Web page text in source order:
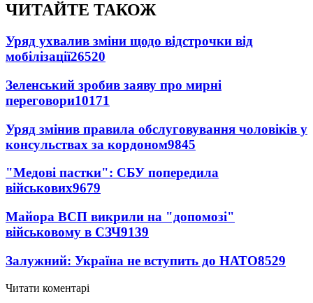
ЧИТАЙТЕ ТАКОЖ
Уряд ухвалив зміни щодо відстрочки від
мобілізації26520
Зеленський зробив заяву про мирні
переговори10171
Уряд змінив правила обслуговування чоловіків у
консульствах за кордоном9845
"Медові пастки": СБУ попередила
військових9679
Майора ВСП викрили на "допомозі"
військовому в СЗЧ9139
Залужний: Україна не вступить до НАТО8529
Читати коментарі